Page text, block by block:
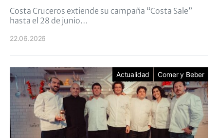
Costa Cruceros extiende su campaña “Costa Sale”
hasta el 28 de junio…
22.06.2026
Actualidad Comer y Beber